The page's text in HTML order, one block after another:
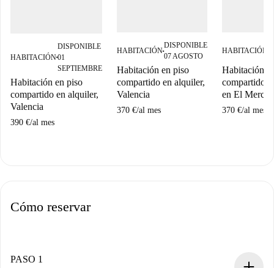
HABITACIÓN■
DISPONIBLE
01
SEPTIEMBRE
Habitación en piso
compartido en alquiler,
Valencia
390 €/al mes
HABITACIÓN■
DISPONIBLE
07 AGOSTO
Habitación en piso
compartido en alquiler,
Valencia
370 €/al mes
HABITACIÓN
Habitación
compartido
en El
370 €/al mes
Cómo reservar
PASO 1